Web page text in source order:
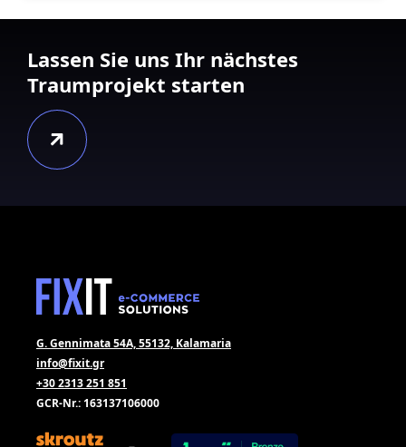
Lassen Sie uns Ihr nächstes
Traumprojekt starten
G. Gennimata 54A, 55132, Kalamaria
info@fixit.gr
+30 2313 251 851
GCR-Nr.: 163137106000